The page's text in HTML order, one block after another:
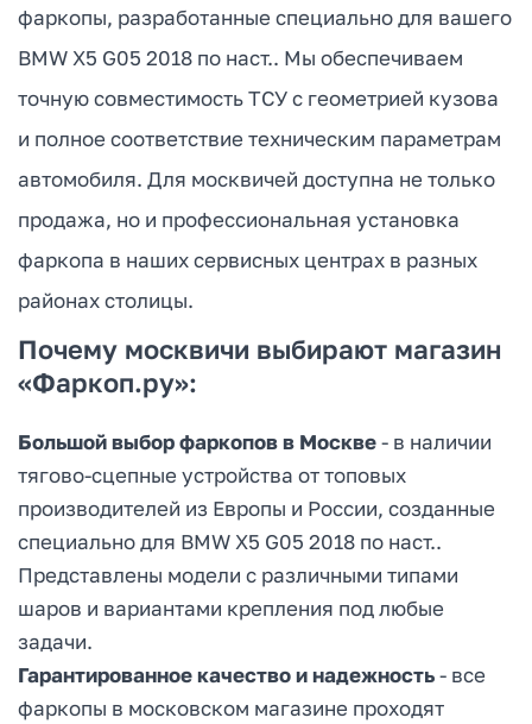
фаркопы, разработанные специально для вашего
BMW X5 G05 2018 по наст.. Мы обеспечиваем
точную совместимость ТСУ с геометрией кузова
и полное соответствие техническим параметрам
автомобиля. Для москвичей доступна не только
продажа, но и профессиональная установка
фаркопа в наших сервисных центрах в разных
районах столицы.
Почему москвичи выбирают магазин
«Фаркоп.ру»:
Большой выбор фаркопов в Москве- в наличии
тягово-сцепные устройства от топовых
производителей из Европы и России, созданные
специально для BMW X5 G05 2018 по наст..
Представлены модели с различными типами
шаров и вариантами крепления под любые
задачи.
Гарантированное качество и надежность- все
фаркопы в московском магазине проходят